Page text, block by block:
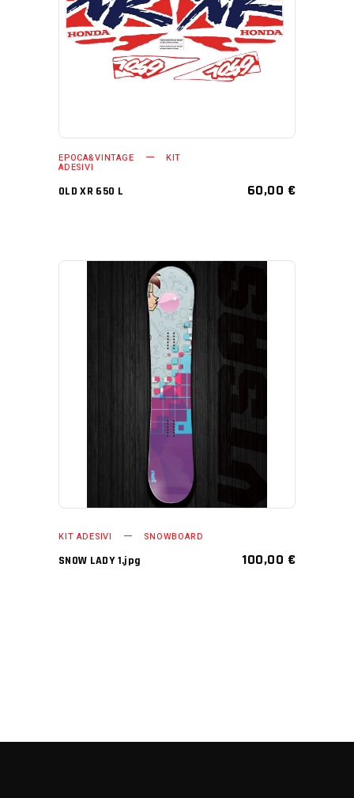
AGGIUNGI AL CARRELLO
EPOCA&VINTAGE KIT
ADESIVI
OLD XR 650 L 60,00 €
AGGIUNGI AL CARRELLO
KIT ADESIVI SNOWBOARD
SNOW LADY 1.jpg 100,00 €